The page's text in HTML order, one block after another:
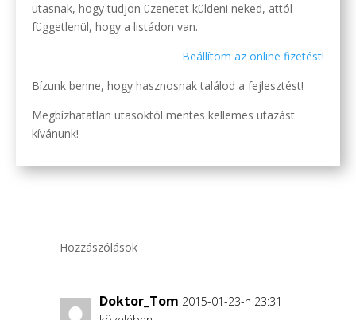
utasnak, hogy tudjon üzenetet küldeni neked, attól
függetlenül, hogy a listádon van.
Beállítom az online fizetést!
Bízunk benne, hogy hasznosnak találod a fejlesztést!
Megbízhatatlan utasoktól mentes kellemes utazást
kívánunk!
Hozzászólások
Doktor_Tom 2015-01-23-n 23:31